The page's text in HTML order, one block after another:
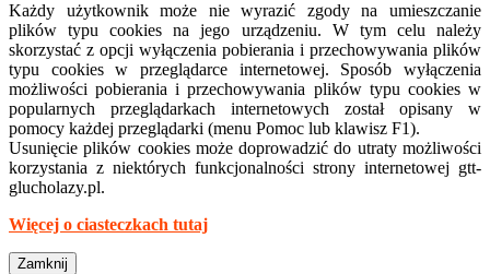
Każdy użytkownik może nie wyrazić zgody na umieszczanie
plików typu cookies na jego urządzeniu. W tym celu należy
skorzystać z opcji wyłączenia pobierania i przechowywania plików
typu cookies w przeglądarce internetowej. Sposób wyłączenia
możliwości pobierania i przechowywania plików typu cookies w
popularnych przeglądarkach internetowych został opisany w
pomocy każdej przeglądarki (menu Pomoc lub klawisz F1).
Usunięcie plików cookies może doprowadzić do utraty możliwości
korzystania z niektórych funkcjonalności strony internetowej gtt-
glucholazy.pl.
Więcej o ciasteczkach tutaj
Zamknij